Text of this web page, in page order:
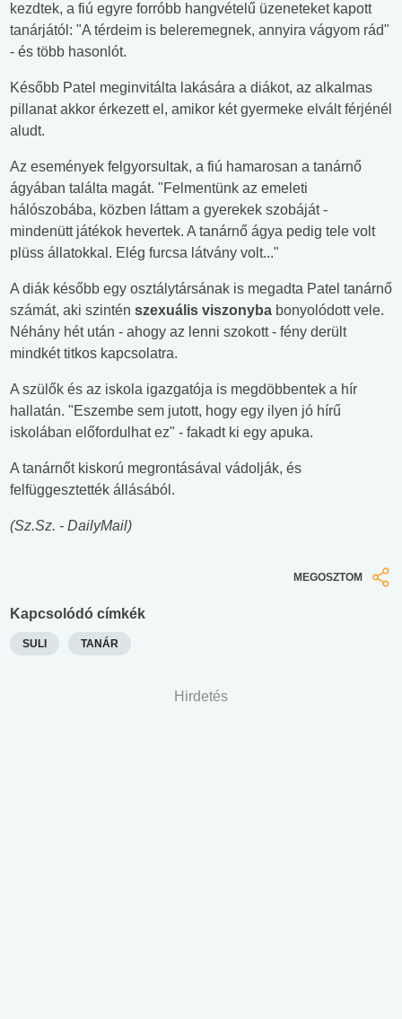
kezdtek, a fiú egyre forróbb hangvételű üzeneteket kapott
tanárjától: "A térdeim is beleremegnek, annyira vágyom rád"
- és több hasonlót.
Később Patel meginvitálta lakására a diákot, az alkalmas
pillanat akkor érkezett el, amikor két gyermeke elvált férjénél
aludt.
Az események felgyorsultak, a fiú hamarosan a tanárnő
ágyában találta magát. "Felmentünk az emeleti
hálószobába, közben láttam a gyerekek szobáját -
mindenütt játékok hevertek. A tanárnő ágya pedig tele volt
plüss állatokkal. Elég furcsa látvány volt..."
A diák később egy osztálytársának is megadta Patel tanárnő
számát, aki szintén szexuális viszonyba bonyolódott vele.
Néhány hét után - ahogy az lenni szokott - fény derült
mindkét titkos kapcsolatra.
A szülők és az iskola igazgatója is megdöbbentek a hír
hallatán. "Eszembe sem jutott, hogy egy ilyen jó hírű
iskolában előfordulhat ez" - fakadt ki egy apuka.
A tanárnőt kiskorú megrontásával vádolják, és
felfüggesztették állásából.
(Sz.Sz. - DailyMail)
MEGOSZTOM
Kapcsolódó címkék
SULI TANÁR
Hirdetés